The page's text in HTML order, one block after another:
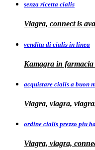
senza ricetta cialis
Viagra, connect is
vendita di cialis in linea
Kamagra in
acquistare cialis a buon
Viagra, viagra,
ordine cialis prezzo piu
Viagra, viagra,